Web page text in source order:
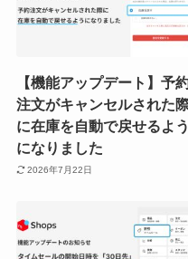
【機能アップデート】予
注文がキャンセルされた
に在庫を自動で戻せるよう
になりました
2026年7月22日